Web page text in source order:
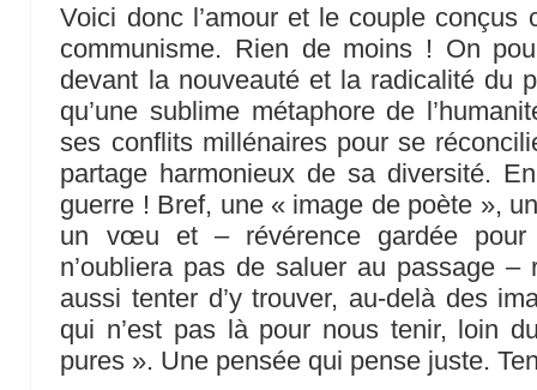
Voici donc l’amour et le couple conçus
communisme. Rien de moins ! On
devant la nouveauté et la radicalité du
qu’une sublime métaphore de
ses conflits millénaires pour se
partage harmonieux de sa diversité.
guerre ! Bref, une « image de poète »,
un vœu et – révérence gardée pour
n’oubliera pas de saluer au passage
aussi tenter d’y trouver, au-delà des
qui n’est pas là pour nous tenir, loin
pures ». Une pensée qui pense juste.